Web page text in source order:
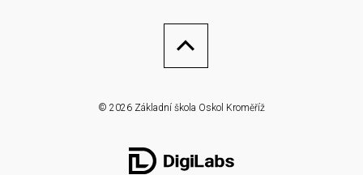
© 2026 Základní škola Oskol Kroměříž